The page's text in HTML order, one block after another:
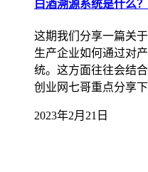
白酒溯源系统是什么
这期我们分享一篇关
生产企业如何通过对
统。这方面往往会结
创业网七哥重点分享
2023年2月21日